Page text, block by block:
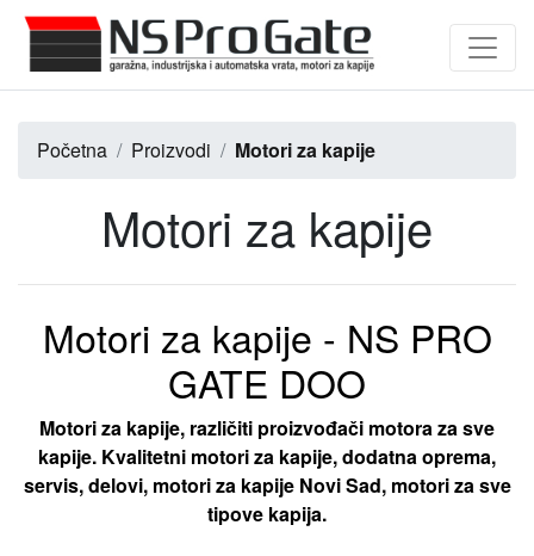
Početna Proizvodi Motori za kapije
Motori za kapije
Motori za kapije - NS PRO
GATE DOO
Motori za kapije, različiti proizvođači motora za sve
kapije. Kvalitetni motori za kapije, dodatna oprema,
servis, delovi, motori za kapije Novi Sad, motori za sve
tipove kapija.